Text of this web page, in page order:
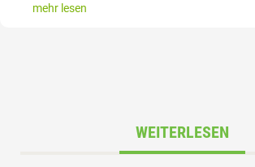
mehr lesen
WEITERLESEN